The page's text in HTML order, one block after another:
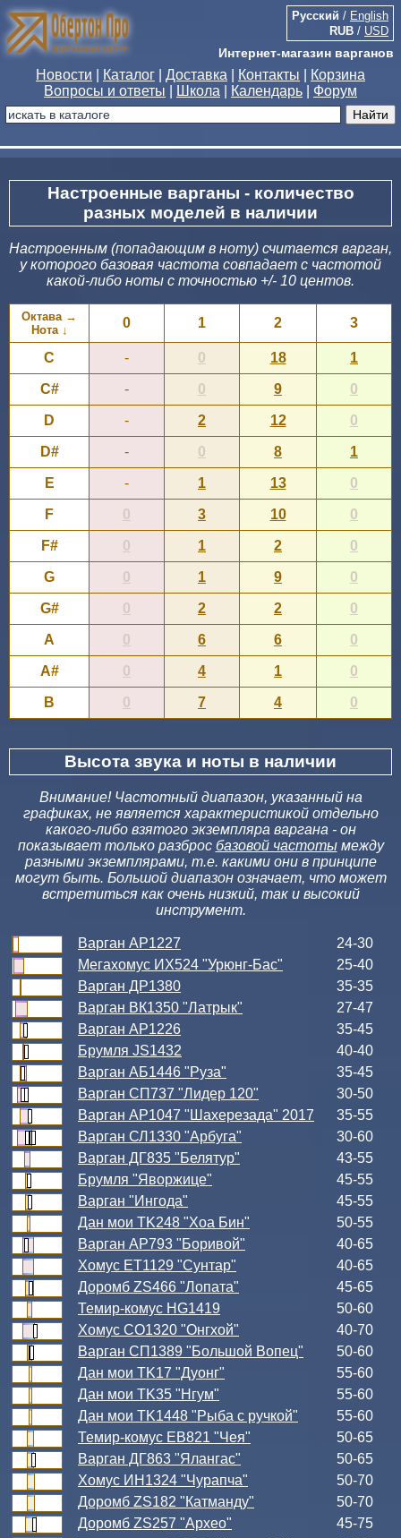
Интернет-магазин варганов
Русский / English
RUB / USD
Новости Каталог Доставка Контакты
Корзина
Вопросы и ответы
Школа Календарь Форум
Настроенные варганы - количество
разных моделей в наличии
Настроенным (попадающим в ноту) считается варган,
у которого базовая частота совпадает с частотой
какой-либо ноты с точностью +/- 10 центов.
Октава →
Нота ↓
0 1 2 3
C - 0 18 1
C# - 0 9 0
D - 2 12 0
D# - 0 8 1
E - 1 13 0
F 0 3 10 0
F# 0 1 2 0
G 0 1 9 0
G# 0 2 2 0
A 0 6 6 0
A# 0 4 1 0
B 0 7 4 0
Высота звука и ноты в наличии
Внимание! Частотный диапазон, указанный на
графиках, не является характеристикой отдельно
какого-либо взятого экземпляра варгана - он
показывает только разброс базовой частотымежду
разными экземплярами, т.е. какими они в принципе
могут быть. Большой диапазон означает, что может
встретиться как очень низкий, так и высокий
инструмент.
Варган АР1227
24-30
Мегахомус ИХ524 "Урюнг-Бас"
25-40
Варган ДР1380
35-35
Варган ВК1350 "Латрык"
27-47
Варган АР1226
35-45
Брумля JS1432
40-40
Варган АБ1446 "Руза"
35-45
Варган СП737 "Лидер 120"
30-50
Варган АР1047 "Шахерезада" 2017
35-55
Варган СЛ1330 "Арбуга"
30-60
Варган ДГ835 "Белятур"
43-55
Брумля "Яворжице"
45-55
Варган "Ингода"
45-55
Дан мои TK248 "Хоа Бин"
50-55
Варган АР793 "Боривой"
40-65
Хомус ЕТ1129 "Сунтар"
40-65
Доромб ZS466 "Лопата"
45-65
Темир-комус HG1419
50-60
Хомус СО1320 "Онгхой"
40-70
Варган СП1389 "Большой Вопец"
50-60
Дан мои TK17 "Дуонг"
55-60
Дан мои TK35 "Нгум"
55-60
Дан мои TK1448 "Рыба с ручкой"
55-60
Темир-комус ЕВ821 "Чея"
50-65
Варган ДГ863 "Ялангас"
50-65
Хомус ИН1324 "Чурапча"
50-70
Доромб ZS182 "Катманду"
50-70
Доромб ZS257 "Архео"
45-75